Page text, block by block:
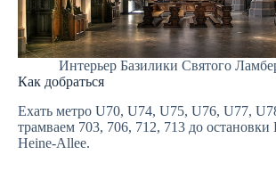
Интерьер Базилики Святого
Как добраться
Ехать метро U70, U74, U75, U76, U77,
трамваем 703, 706, 712, 713 до остановки
Heine-Allee‎.